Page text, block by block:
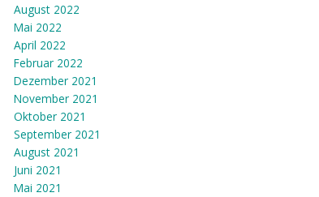
August 2022
Mai 2022
April 2022
Februar 2022
Dezember 2021
November 2021
Oktober 2021
September 2021
August 2021
Juni 2021
Mai 2021